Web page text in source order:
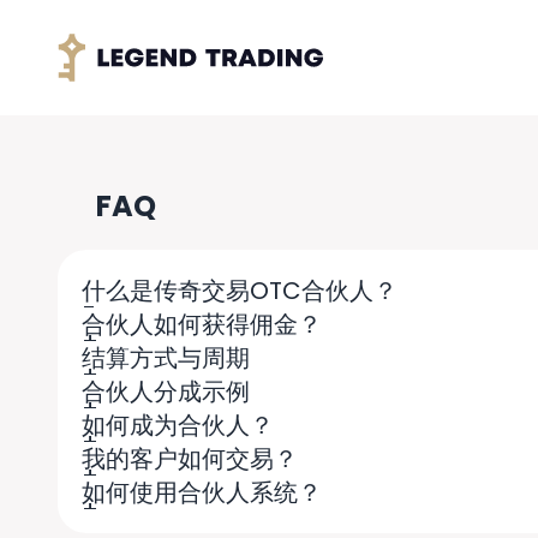
FAQ
什么是传奇交易OTC合伙人？
传奇交易（Legend Trading
之一。 持有多国金融牌照，是一家合规的金融
传奇交易非常欢迎合作伙伴共同发展。成为
站注册开户。之后这些用户交易加密货币产
只要是您带来的客户，产生的交易利润将终生
合伙人如何获得佣金？
结算方式与周期
合伙人分成示例
如何成为合伙人？
我的客户如何交易？
如何使用合伙人系统？